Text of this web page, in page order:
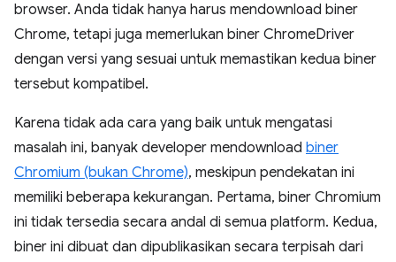
browser. Anda tidak hanya harus mendownload biner
Chrome, tetapi juga memerlukan biner ChromeDriver
dengan versi yang sesuai untuk memastikan kedua biner
tersebut kompatibel.
Karena tidak ada cara yang baik untuk mengatasi
masalah ini, banyak developer mendownload biner
Chromium (bukan Chrome), meskipun pendekatan ini
memiliki beberapa kekurangan. Pertama, biner Chromium
ini tidak tersedia secara andal di semua platform. Kedua,
biner ini dibuat dan dipublikasikan secara terpisah dari